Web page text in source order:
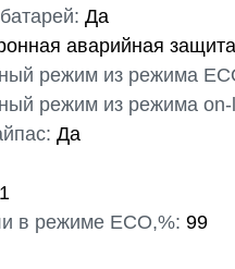
Да
аварийная защита
режим из режима
режим из режима on-
Да
в режиме ECO,%: 99